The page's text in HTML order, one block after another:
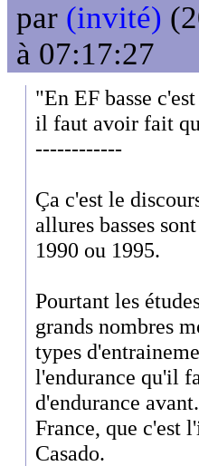
par (invité)
à 07:17:27
"En EF basse
il faut avoir fait
------------
Ça c'est le
allures basses
1990 ou 1995.
Pourtant les
grands nombres
types
l'endurance qu'il
d'endurance
France, que c'est
Casado.